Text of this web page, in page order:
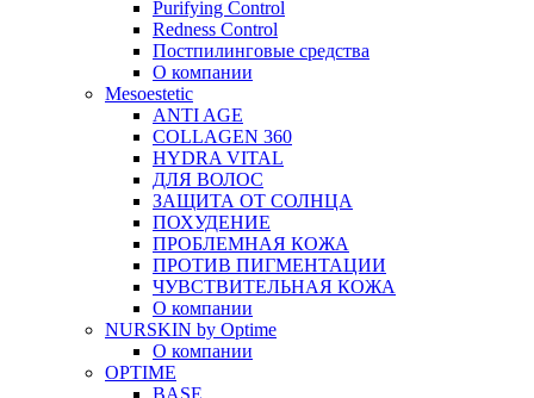
Purifying Control
Redness Control
Постпилинговые средства
О компании
Mesoestetic
ANTI AGE
COLLAGEN 360
HYDRA VITAL
ДЛЯ ВОЛОС
ЗАЩИТА ОТ СОЛНЦА
ПОХУДЕНИЕ
ПРОБЛЕМНАЯ КОЖА
ПРОТИВ ПИГМЕНТАЦИИ
ЧУВСТВИТЕЛЬНАЯ КОЖА
О компании
NURSKIN by Optime
О компании
OPTIME
BASE